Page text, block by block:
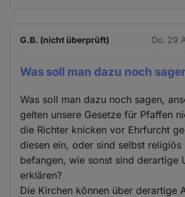
G.B. (nicht überprüft) Do. 29
Was soll man dazu noch
Was soll man dazu noch sagen,
gelten unsere Gesetze für Pfaffen
die Richter knicken vor Ehrfurcht
diesen ein, oder sind selbst religiös
befangen, wie sonst sind derartige
erklären?
Die Kirchen können über derartige